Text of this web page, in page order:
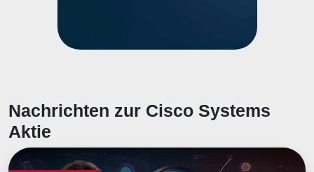
Nachrichten zur Cisco Systems
Aktie